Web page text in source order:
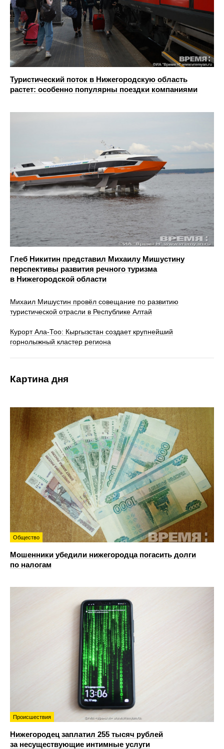
Туристический поток в Нижегородскую область
растет: особенно популярны поездки компаниями
Глеб Никитин представил Михаилу Мишустину
перспективы развития речного туризма
в Нижегородской области
Михаил Мишустин провёл совещание по развитию
туристической отрасли в Республике Алтай
Курорт Ала-Тоо: Кыргызстан создает крупнейший
горнолыжный кластер региона
Картина дня
Общество
Мошенники убедили нижегородца погасить долги
по налогам
Происшествия
Нижегородец заплатил 255 тысяч рублей
за несуществующие интимные услуги